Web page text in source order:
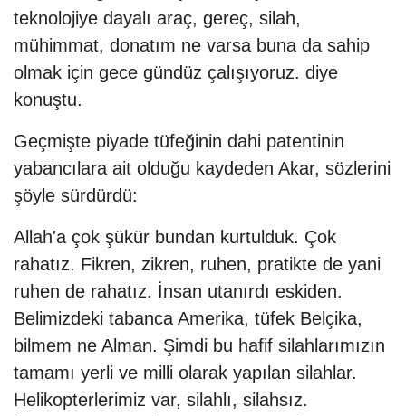
teknolojiye dayalı araç, gereç, silah,
mühimmat, donatım ne varsa buna da sahip
olmak için gece gündüz çalışıyoruz. diye
konuştu.
Geçmişte piyade tüfeğinin dahi patentinin
yabancılara ait olduğu kaydeden Akar, sözlerini
şöyle sürdürdü:
Allah'a çok şükür bundan kurtulduk. Çok
rahatız. Fikren, zikren, ruhen, pratikte de yani
ruhen de rahatız. İnsan utanırdı eskiden.
Belimizdeki tabanca Amerika, tüfek Belçika,
bilmem ne Alman. Şimdi bu hafif silahlarımızın
tamamı yerli ve milli olarak yapılan silahlar.
Helikopterlerimiz var, silahlı, silahsız.